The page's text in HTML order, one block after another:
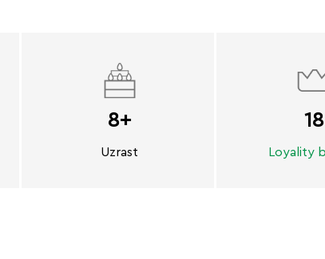
8+
Uzrast
18
Loyality